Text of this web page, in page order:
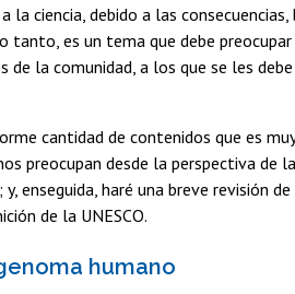
ciencia, debido a las
tanto, es un tema que debe
la comunidad, a los que se les
cantidad de contenidos que es
preocupan desde la perspectiva de
enseguida, haré una breve revisión
de la UNESCO.
humano